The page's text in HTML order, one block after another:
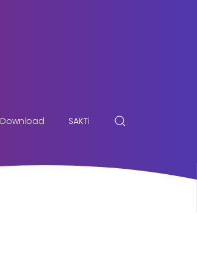
Download SAKTi